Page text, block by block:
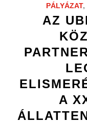
PÁLYÁZAT,
AZ
A